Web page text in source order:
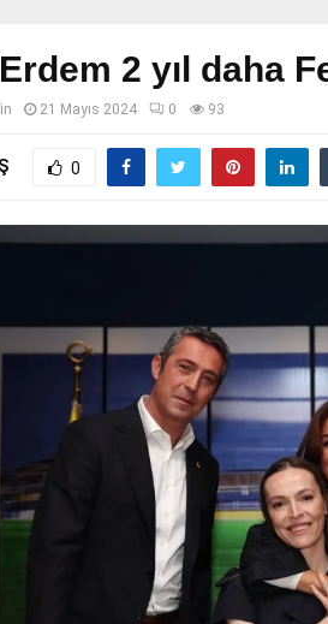
2 yıl daha
21 Mayıs 2024 0 93
0